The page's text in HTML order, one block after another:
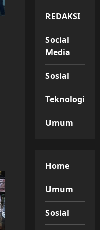
REDAKSI
Social
Media
Sosial
Teknologi
Umum
Home
Umum
Sosial